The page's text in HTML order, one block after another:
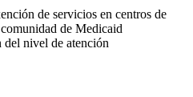
de servicios en centros de
de Medicaid
nivel de atención